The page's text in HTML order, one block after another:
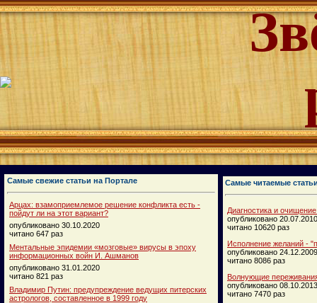
Самые свежие статьи на Портале
Арцах: взамоприемлемое решение конфликта есть -
пойдут ли на этот вариант?
опубликовано 30.10.2020
читано 647 раз
Ментальные эпидемии «мозговые» вирусы в эпоху
информационных войн И. Ашманов
опубликовано 31.01.2020
читано 821 раз
Владимир Путин: предупреждение ведущих питерских
астрологов, составленное в 1999 году
Самые читаемые
Диагностика и
опубликовано 20.07.2010
читано 10620 раз
Исполнение желаний -
опубликовано 24.12.2009
читано 8086 раз
Волнующие
опубликовано 08.10.2013
читано 7470 раз